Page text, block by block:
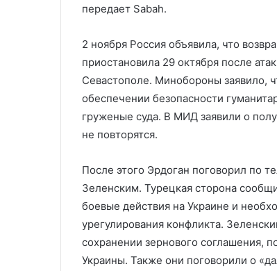
передает Sabah.
2 ноября Россия объявила, что
приостановила 29 октября после
Севастополе. Минобороны заявило,
обеспечении безопасности
груженые суда. В МИД заявили о
не повторятся.
После этого Эрдоган поговорил по
Зеленским. Турецкая сторона
боевые действия на Украине и
урегулирования конфликта.
сохранении зернового соглашения,
Украины. Также они поговорили о